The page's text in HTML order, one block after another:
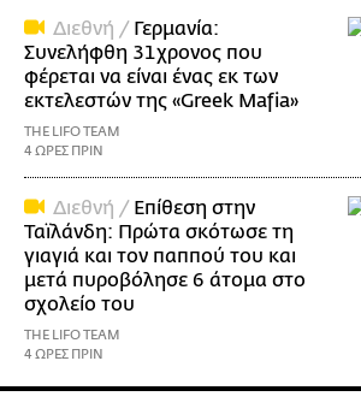
Διεθνή / Γερμανία:
Συνελήφθη 31χρονος που
φέρεται να είναι ένας εκ των
εκτελεστών της «Greek Mafia»
THE LIFO TEAM
4 ΩΡΕΣ ΠΡΙΝ
Διεθνή / Επίθεση στην
Ταϊλάνδη: Πρώτα σκότωσε τη
γιαγιά και τον παππού του και
μετά πυροβόλησε 6 άτομα στο
σχολείο του
THE LIFO TEAM
4 ΩΡΕΣ ΠΡΙΝ